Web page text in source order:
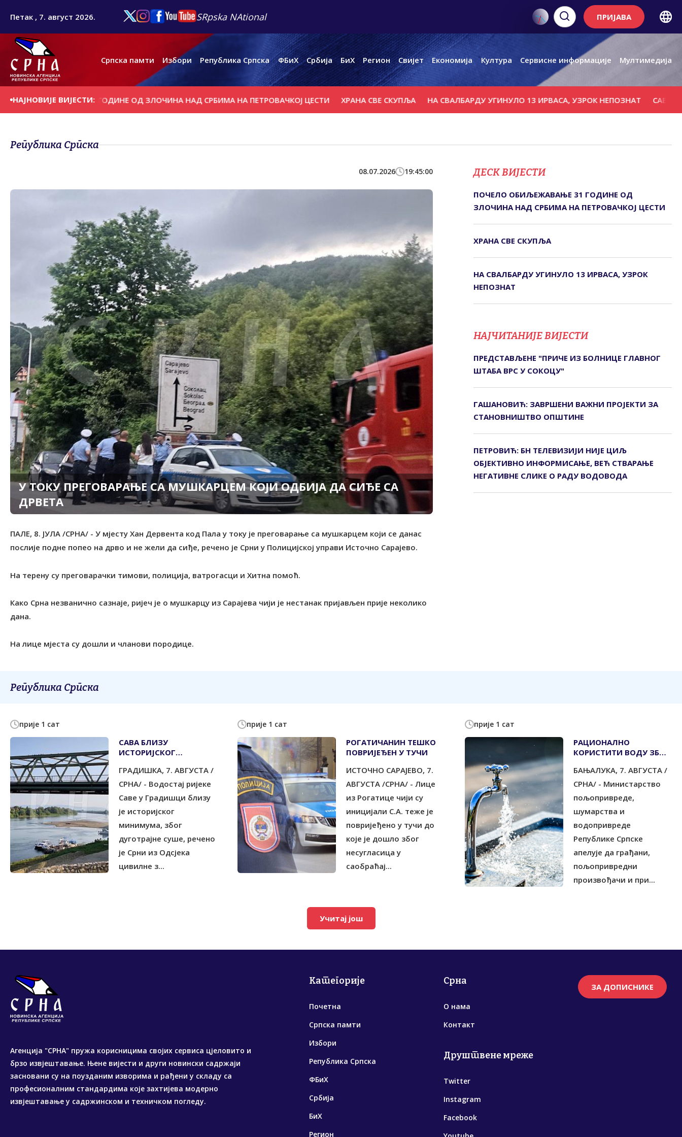
Петак , 7. август 2026. SRpska NAtional ПРИЈАВА
Српска памти Избори Република Српска ФБиХ Србија БиХ Регион Свијет Економија Култура Сервисне информације Мултимедија
НАЈНОВИЈЕ ВИЈЕСТИ:31 ГОДИНЕ ОД ЗЛОЧИНА НАД СРБИМА НА ПЕТРОВАЧКОЈ ЦЕСТИ ХРАНА СВЕ СКУПЉА НА СВАЛБАРДУ УГИНУЛО 13 ИРВАСА, УЗРОК НЕПОЗНАТ САВА БЛИЗУ
Република Српска
08.07.2026 19:45:00
У ТОКУ ПРЕГОВАРАЊE СА МУШКАРЦЕМ КОЈИ ОДБИЈА ДА СИЂЕ СА
ДРВЕТА
ПАЛЕ, 8. ЈУЛА /СРНА/ - У мјесту Хан Дервента код Пала у току је преговарање са мушкарцем који се данас
послије подне попео на дрво и не жели да сиђе, речено је Срни у Полицијској управи Источно Сарајево.
На терену су преговарачки тимови, полиција, ватрогасци и Хитна помоћ.
Како Срна незванично сазнаје, ријеч је о мушкарцу из Сарајева чији је нестанак пријављен прије неколико
дана.
На лице мјеста су дошли и чланови породице.
ДЕСК ВИЈЕСТИ
ПОЧЕЛО ОБИЉЕЖАВАЊЕ 31 ГОДИНЕ ОД
ЗЛОЧИНА НАД СРБИМА НА ПЕТРОВАЧКОЈ ЦЕСТИ
ХРАНА СВЕ СКУПЉА
НА СВАЛБАРДУ УГИНУЛО 13 ИРВАСА, УЗРОК
НЕПОЗНАТ
НАЈЧИТАНИЈЕ ВИЈЕСТИ
ПРЕДСТАВЉЕНЕ "ПРИЧЕ ИЗ БОЛНИЦЕ ГЛАВНОГ
ШТАБА ВРС У СОКОЦУ"
ГАШАНОВИЋ: ЗАВРШЕНИ ВАЖНИ ПРОЈЕКТИ ЗА
СТАНОВНИШТВО ОПШТИНЕ
ПЕТРОВИЋ: БН ТЕЛЕВИЗИЈИ НИЈЕ ЦИЉ
ОБЈЕКТИВНО ИНФОРМИСАЊЕ, ВЕЋ СТВАРАЊЕ
НЕГАТИВНЕ СЛИКЕ О РАДУ ВОДОВОДА
Република Српска
прије 1 сат
САВА БЛИЗУ
ИСTОРИЈСКОГ
ВОДОСНАБДИЈЕВАЊЕ
УРЕДНО
ГРАДИШКА, 7. АВГУСТА /
СРНА/ - Водостај ријеке
Саве у Градишци близу
је историјског
минимума, због
дуготрајне суше, речено
је Срни из Одсјека
цивилне з...
прије 1 сат
РОГАТИЧАНИН ТЕШКО
ПОВРИЈЕЂЕН У ТУЧИ
ИСТОЧНО САРАЈЕВО, 7.
АВГУСТА /СРНА/ - Лице
из Рогатице чији су
иницијали С.А. теже је
повријеђено у тучи до
које је дошло због
несугласица у
саобраћај...
прије 1 сат
РАЦИОНАЛНО
КОРИСТИТИ ВОДУ ЗБОГ
БАЊАЛУКА, 7. АВГУСТА /
СРНА/ - Министарство
пољопривреде,
шумарства и
водопривреде
Републике Српске
апелује да грађани,
пољопривредни
произвођачи и при...
Учитај још
Агенција "СРНА" пружа корисницима својих сервиса цјеловито и
брзо извјештавање. Њене вијести и други новински садржаји
засновани су на поузданим изворима и рађени у складу са
професионалним стандардима које захтијева модерно
извјештавање у садржинском и техничком погледу.
Категорије
Почетна
Српска памти
Избори
Република Српска
ФБиХ
Србија
БиХ
Регион
Срна
О нама
Контакт
Друштвене мреже
Twitter
Instagram
Facebook
ЗА ДОПИСНИКЕ